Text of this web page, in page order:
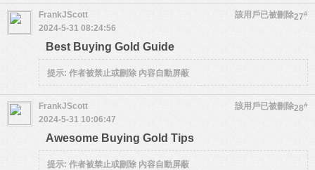
27#
FrankJScott
該用戶已被刪除
2024-5-31 08:24:56
Best Buying Gold Guide
提示: 作者被禁止或刪除 內容自動屏蔽
28#
FrankJScott
該用戶已被刪除
2024-5-31 10:06:47
Awesome Buying Gold Tips
提示: 作者被禁止或刪除 內容自動屏蔽